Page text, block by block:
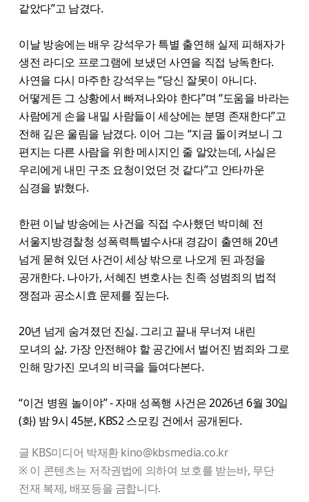
같았다”고 남겼다.
이날 방송에는 배우 강석우가 특별 출연해 실제 피해자가
생전 라디오 프로그램에 보냈던 사연을 직접 낭독한다.
사연을 다시 마주한 강석우는 “당신 잘못이 아니다.
어떻게든 그 상황에서 빠져나와야 한다”며 “도움을 바라는
사람에게 손을 내밀 사람들이 세상에는 분명 존재한다”고
전해 깊은 울림을 남겼다. 이어 그는 “지금 돌이켜보니 그
편지는 다른 사람을 위한 메시지인 줄 알았는데, 사실은
우리에게 내민 구조 요청이었던 것 같다”고 안타까운
심경을 밝혔다.
한편 이날 방송에는 사건을 직접 수사했던 박미혜 전
서울지방경찰청 성폭력특별수사대 경감이 출연해 20년
넘게 묻혀 있던 사건이 세상 밖으로 나오게 된 과정을
공개한다. 나아가, 서혜진 변호사는 친족 성범죄의 법적
쟁점과 공소시효 문제를 짚는다.
20년 넘게 숨겨졌던 진실. 그리고 끝내 무너져 내린
모녀의 삶. 가장 안전해야 할 공간에서 벌어진 범죄와 그로
인해 망가진 모녀의 비극을 들여다본다.
“이건 병원 놀이야” - 자매 성폭행 사건은 2026년 6월 30일
(화) 밤 9시 45분, KBS2 스모킹 건에서 공개된다.
글 KBS미디어 박재환 kino@kbsmedia.co.kr
※ 이 콘텐츠는 저작권법에 의하여 보호를 받는바, 무단
전재 복제, 배포등을 금합니다.